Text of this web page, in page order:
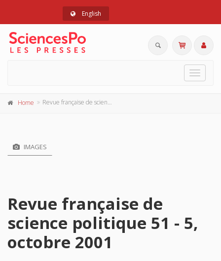
English
Toggle
Home Revue française de science politique 51 - 5, octobre 2001
IMAGES
Revue française de
science politique 51 - 5,
octobre 2001